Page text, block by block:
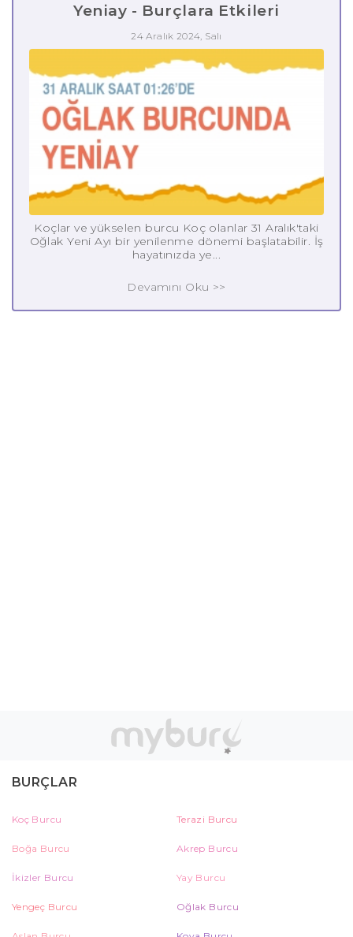
Yeniay - Burçlara Etkileri
24 Aralık 2024, Salı
Koçlar ve yükselen burcu Koç olanlar 31 Aralık'taki
Oğlak Yeni Ayı bir yenilenme dönemi başlatabilir. İş
hayatınızda ye...
Devamını Oku >>
BURÇLAR
Koç Burcu Terazi Burcu
Boğa Burcu Akrep Burcu
İkizler Burcu Yay Burcu
Yengeç Burcu Oğlak Burcu